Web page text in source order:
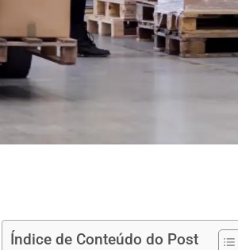
Índice de Conteúdo do Post